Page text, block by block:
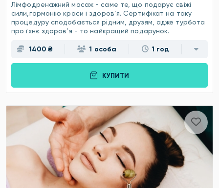
Лімфодренажний масаж - саме те, що подарує свіжі
сили,гармонію краси і здоров’я. Сертифікат на таку
процедуру сподобається рідним, друзям, адже турбота
про їхнє здоров’я - то найкращий подарунок.
1400 ₴ 1 особа 1 год
КУПИТИ